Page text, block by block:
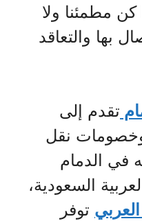
كن مطمئنا ولا
بها والتعاقد
تقدم إلى
نقل
في الدمام
السعودية،
توفر